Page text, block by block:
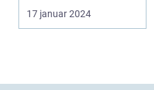
børn og diskuter...
17 januar 2024